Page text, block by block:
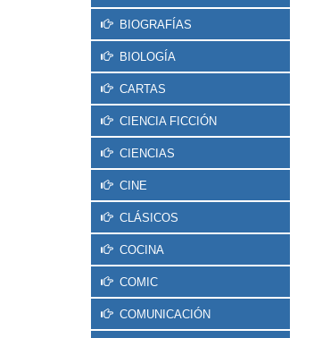
BIOGRAFÍAS
BIOLOGÍA
CARTAS
CIENCIA FICCIÓN
CIENCIAS
CINE
CLÁSICOS
COCINA
COMIC
COMUNICACIÓN